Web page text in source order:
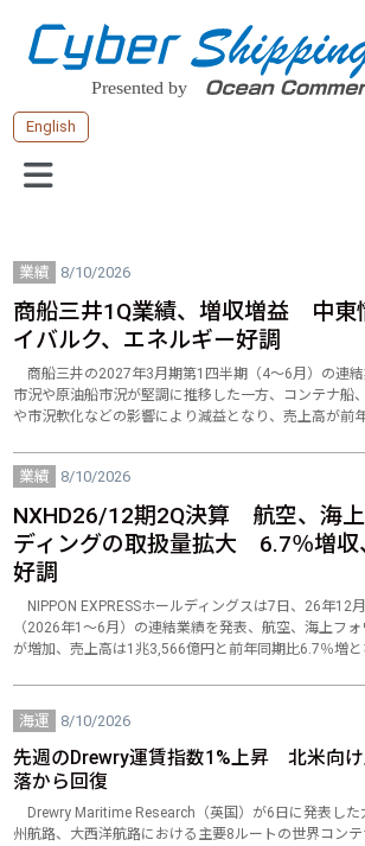
English
業績 8/10/2026
商船三井1Q業績、増収増益 中東
イバルク、エネルギー好調
商船三井の2027年3月期第1四半期（4～6月）の連
市況や原油船市況が堅調に推移した一方、コンテナ船
や市況軟化などの影響により減益となり、売上高が前
業績 8/10/2026
NXHD26/12期2Q決算 航空、海
ディングの取扱量拡大 6.7％増収
好調
NIPPON EXPRESSホールディングスは7日、26年12
（2026年1～6月）の連結業績を発表、航空、海上フ
が増加、売上高は1兆3,566億円と前年同期比6.7％増
海運 8/10/2026
先週のDrewry運賃指数1%上昇 北米向
落から回復
Drewry Maritime Research（英国）が6日に発表した
州航路、大西洋航路における主要8ルートの世界コン